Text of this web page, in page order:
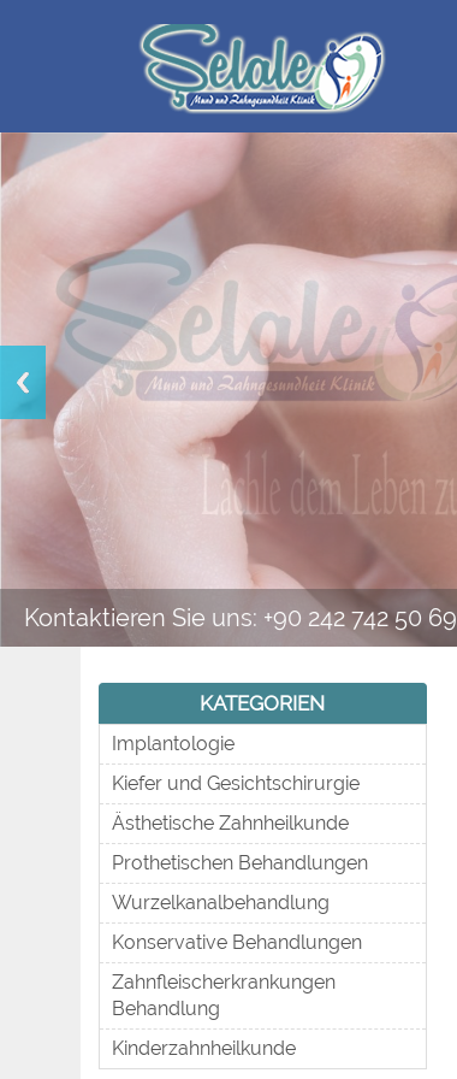
Kontaktieren Sie uns: +90 242 742 50 69
KATEGORIEN
Implantologie
Kiefer und Gesichtschirurgie
Ästhetische Zahnheilkunde
Prothetischen Behandlungen
Wurzelkanalbehandlung
Konservative Behandlungen
Zahnfleischerkrankungen
Behandlung
Kinderzahnheilkunde